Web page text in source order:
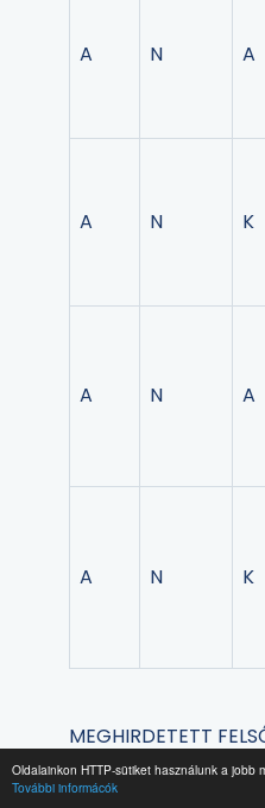
Oldalainkon HTTP-sütiket használunk a jobb
További informácók
A N A
A N K
A N A
A N K
MEGHIRDETETT
SZAKKÉPZÉSEK